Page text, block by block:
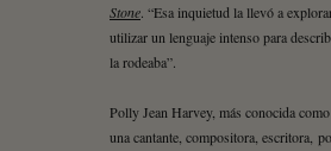
Stone . “Esa inquietud la llevó a
utilizar un lenguaje intenso para
la rodeaba”.
Polly Jean Harvey, más conocida como
una cantante, compositora, escritora,